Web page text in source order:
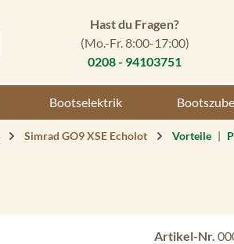
Hast du Fragen?
(Mo.-Fr. 8:00-17:00)
0208 - 94103751
Bootselektrik
Simrad GO9 XSE Echolot Vorteile |
Artikel-Nr.